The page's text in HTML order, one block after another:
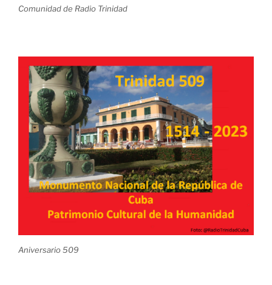
Comunidad de Radio Trinidad
Aniversario 509